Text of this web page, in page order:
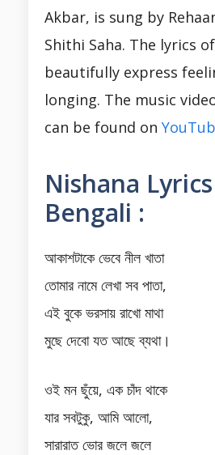
Akbar, is sung by
Shithi Saha. The lyrics
beautifully express
longing. The music
can be found on
Nishana
Bengali :
আকাশটাকে ভেবে নীল খাতা
তোমার নামে লেখা সব পাতা,
এই বুকে ভরসায় রাখো মাথা
মুছে দেবো যত আছে ব্যথা।
ওই মন ছুঁয়ে, এক চাঁদ থাকে
যার সবটুকু, আমি আলো,
সারারাত ভোর জলে জলে